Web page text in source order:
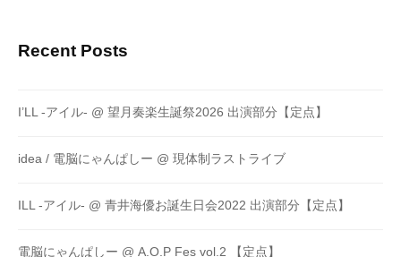
Recent Posts
I’LL -アイル- @ 望月奏楽生誕祭2026 出演部分【定点】
idea / 電脳にゃんぱしー @ 現体制ラストライブ
ILL -アイル- @ 青井海優お誕生日会2022 出演部分【定点】
電脳にゃんぱしー @ A.O.P Fes vol.2 【定点】